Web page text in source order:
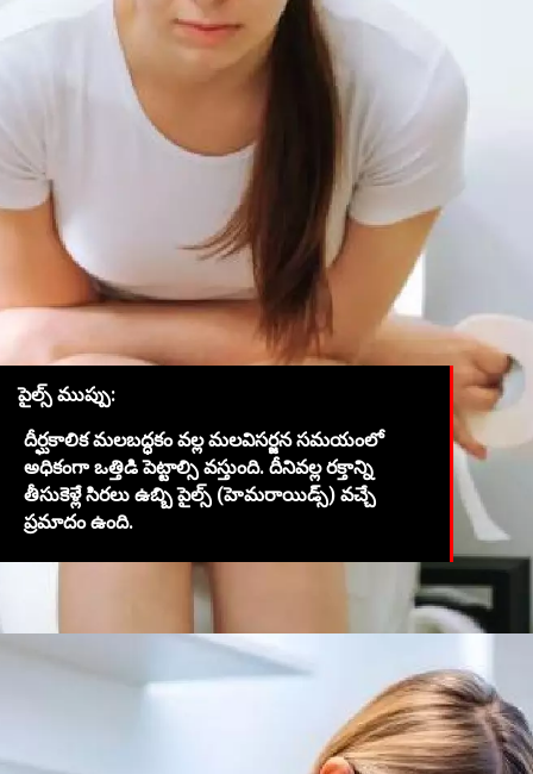
పైల్స్ ముప్పు:
దీర్ఘకాలిక మలబద్ధకం వల్ల మలవిసర్జన సమయంలో
అధికంగా ఒత్తిడి పెట్టాల్సి వస్తుంది. దీనివల్ల రక్తాన్ని
తీసుకెళ్లే సిరలు ఉబ్బి పైల్స్ (హెమరాయిడ్స్) వచ్చే
ప్రమాదం ఉంది.